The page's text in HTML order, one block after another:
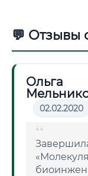
💬 Отзывы
02.02.2020